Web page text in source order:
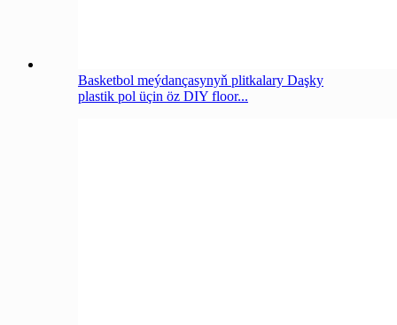
Basketbol meýdançasynyň plitkalary Daşky
plastik pol üçin öz DIY floor...